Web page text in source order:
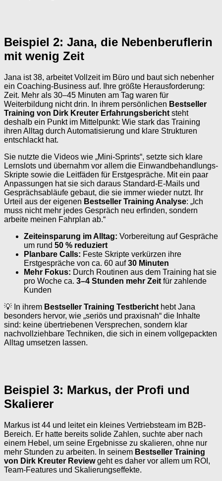
Beispiel 2: Jana, die Nebenberuflerin
mit wenig Zeit
Jana ist 38, arbeitet Vollzeit im Büro und baut sich nebenher
ein Coaching-Business auf. Ihre größte Herausforderung:
Zeit. Mehr als 30–45 Minuten am Tag waren für
Weiterbildung nicht drin. In ihrem persönlichen Bestseller
Training von Dirk Kreuter Erfahrungsbericht steht
deshalb ein Punkt im Mittelpunkt: Wie stark das Training
ihren Alltag durch Automatisierung und klare Strukturen
entschlackt hat.
Sie nutzte die Videos wie „Mini-Sprints“, setzte sich klare
Lernslots und übernahm vor allem die Einwandbehandlungs-
Skripte sowie die Leitfäden für Erstgespräche. Mit ein paar
Anpassungen hat sie sich daraus Standard-E-Mails und
Gesprächsabläufe gebaut, die sie immer wieder nutzt. Ihr
Urteil aus der eigenen Bestseller Training Analyse: „Ich
muss nicht mehr jedes Gespräch neu erfinden, sondern
arbeite meinen Fahrplan ab.“
Zeiteinsparung im Alltag: Vorbereitung auf Gespräche
um rund 50 % reduziert
Planbare Calls: Feste Skripte verkürzen ihre
Erstgespräche von ca. 60 auf30 Minuten
Mehr Fokus: Durch Routinen aus dem Training hat sie
pro Woche ca. 3–4 Stunden mehr Zeit für zahlende
Kunden
💡 In ihrem Bestseller Training Testbericht hebt Jana
besonders hervor, wie „seriös und praxisnah“ die Inhalte
sind: keine übertriebenen Versprechen, sondern klar
nachvollziehbare Techniken, die sich in einem vollgepackten
Alltag umsetzen lassen.
Beispiel 3: Markus, der Profi und
Skalierer
Markus ist 44 und leitet ein kleines Vertriebsteam im B2B-
Bereich. Er hatte bereits solide Zahlen, suchte aber nach
einem Hebel, um seine Ergebnisse zu skalieren, ohne nur
mehr Stunden zu arbeiten. In seinem Bestseller Training
von Dirk Kreuter Reviewgeht es daher vor allem um ROI,
Team-Features und Skalierungseffekte.